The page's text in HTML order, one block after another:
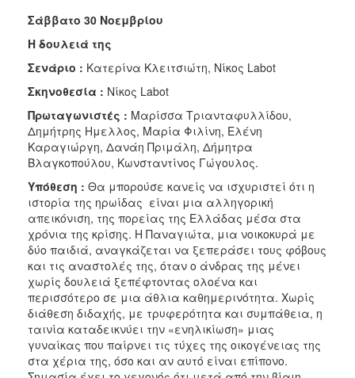
Σάββατο 30 Νοεμβρίου
Η δουλειά της
Σενάριο : Κατερίνα Κλειτσιώτη, Νίκος Labot
Σκηνοθεσία : Νίκος Labot
Πρωταγωνιστές : Μαρίσσα Τριανταφυλλίδου,
Δημήτρης Ημελλος, Μαρία Φιλίνη, Ελένη
Καραγιώργη, Δανάη Πριμάλη, Δήμητρα
Βλαγκοπούλου, Κωνσταντίνος Γώγουλος.
Υπόθεση : Θα μπορούσε κανείς να ισχυριστεί ότι η
ιστορία της ηρωίδας είναι μια αλληγορική
απεικόνιση, της πορείας της Ελλάδας μέσα στα
χρόνια της κρίσης. Η Παναγιώτα, μια νοικοκυρά με
δύο παιδιά, αναγκάζεται να ξεπεράσει τους φόβους
και τις αναστολές της, όταν ο άνδρας της μένει
χωρίς δουλειά ξεπέφτοντας ολοένα και
περισσότερο σε μια άθλια καθημερινότητα. Χωρίς
διάθεση διδαχής, με τρυφερότητα και συμπάθεια, η
ταινία καταδεικνύει την «ενηλικίωση» μιας
γυναίκας που παίρνει τις τύχες της οικογένειας της
στα χέρια της, όσο και αν αυτό είναι επίπονο.